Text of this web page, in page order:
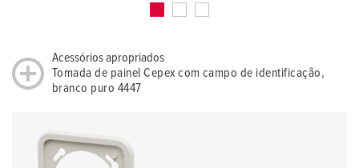
Acessórios apropriados
Tomada de painel Cepex com campo de identificação,
branco puro 4447